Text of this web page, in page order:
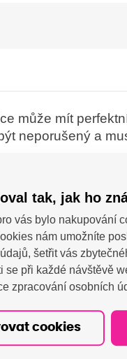
může mít
neporušený a
Document
tak, jak ho
vás bylo nakupování
nám umožníte
šetřit vás
se při každé návštěvě
zpracování osobních
cookies